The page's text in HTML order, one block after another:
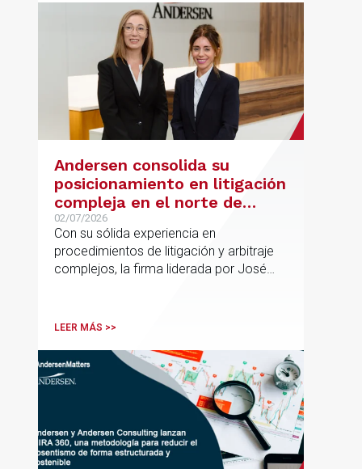
Andersen consolida su
posicionamiento en litigación
compleja en el norte de
España con la incorporación
de Rebeca Larena
02/07/2026
Con su sólida experiencia en
procedimientos de litigación y arbitraje
complejos, la firma liderada por José
posicionamiento en asesoramiento
LEER MÁS >>